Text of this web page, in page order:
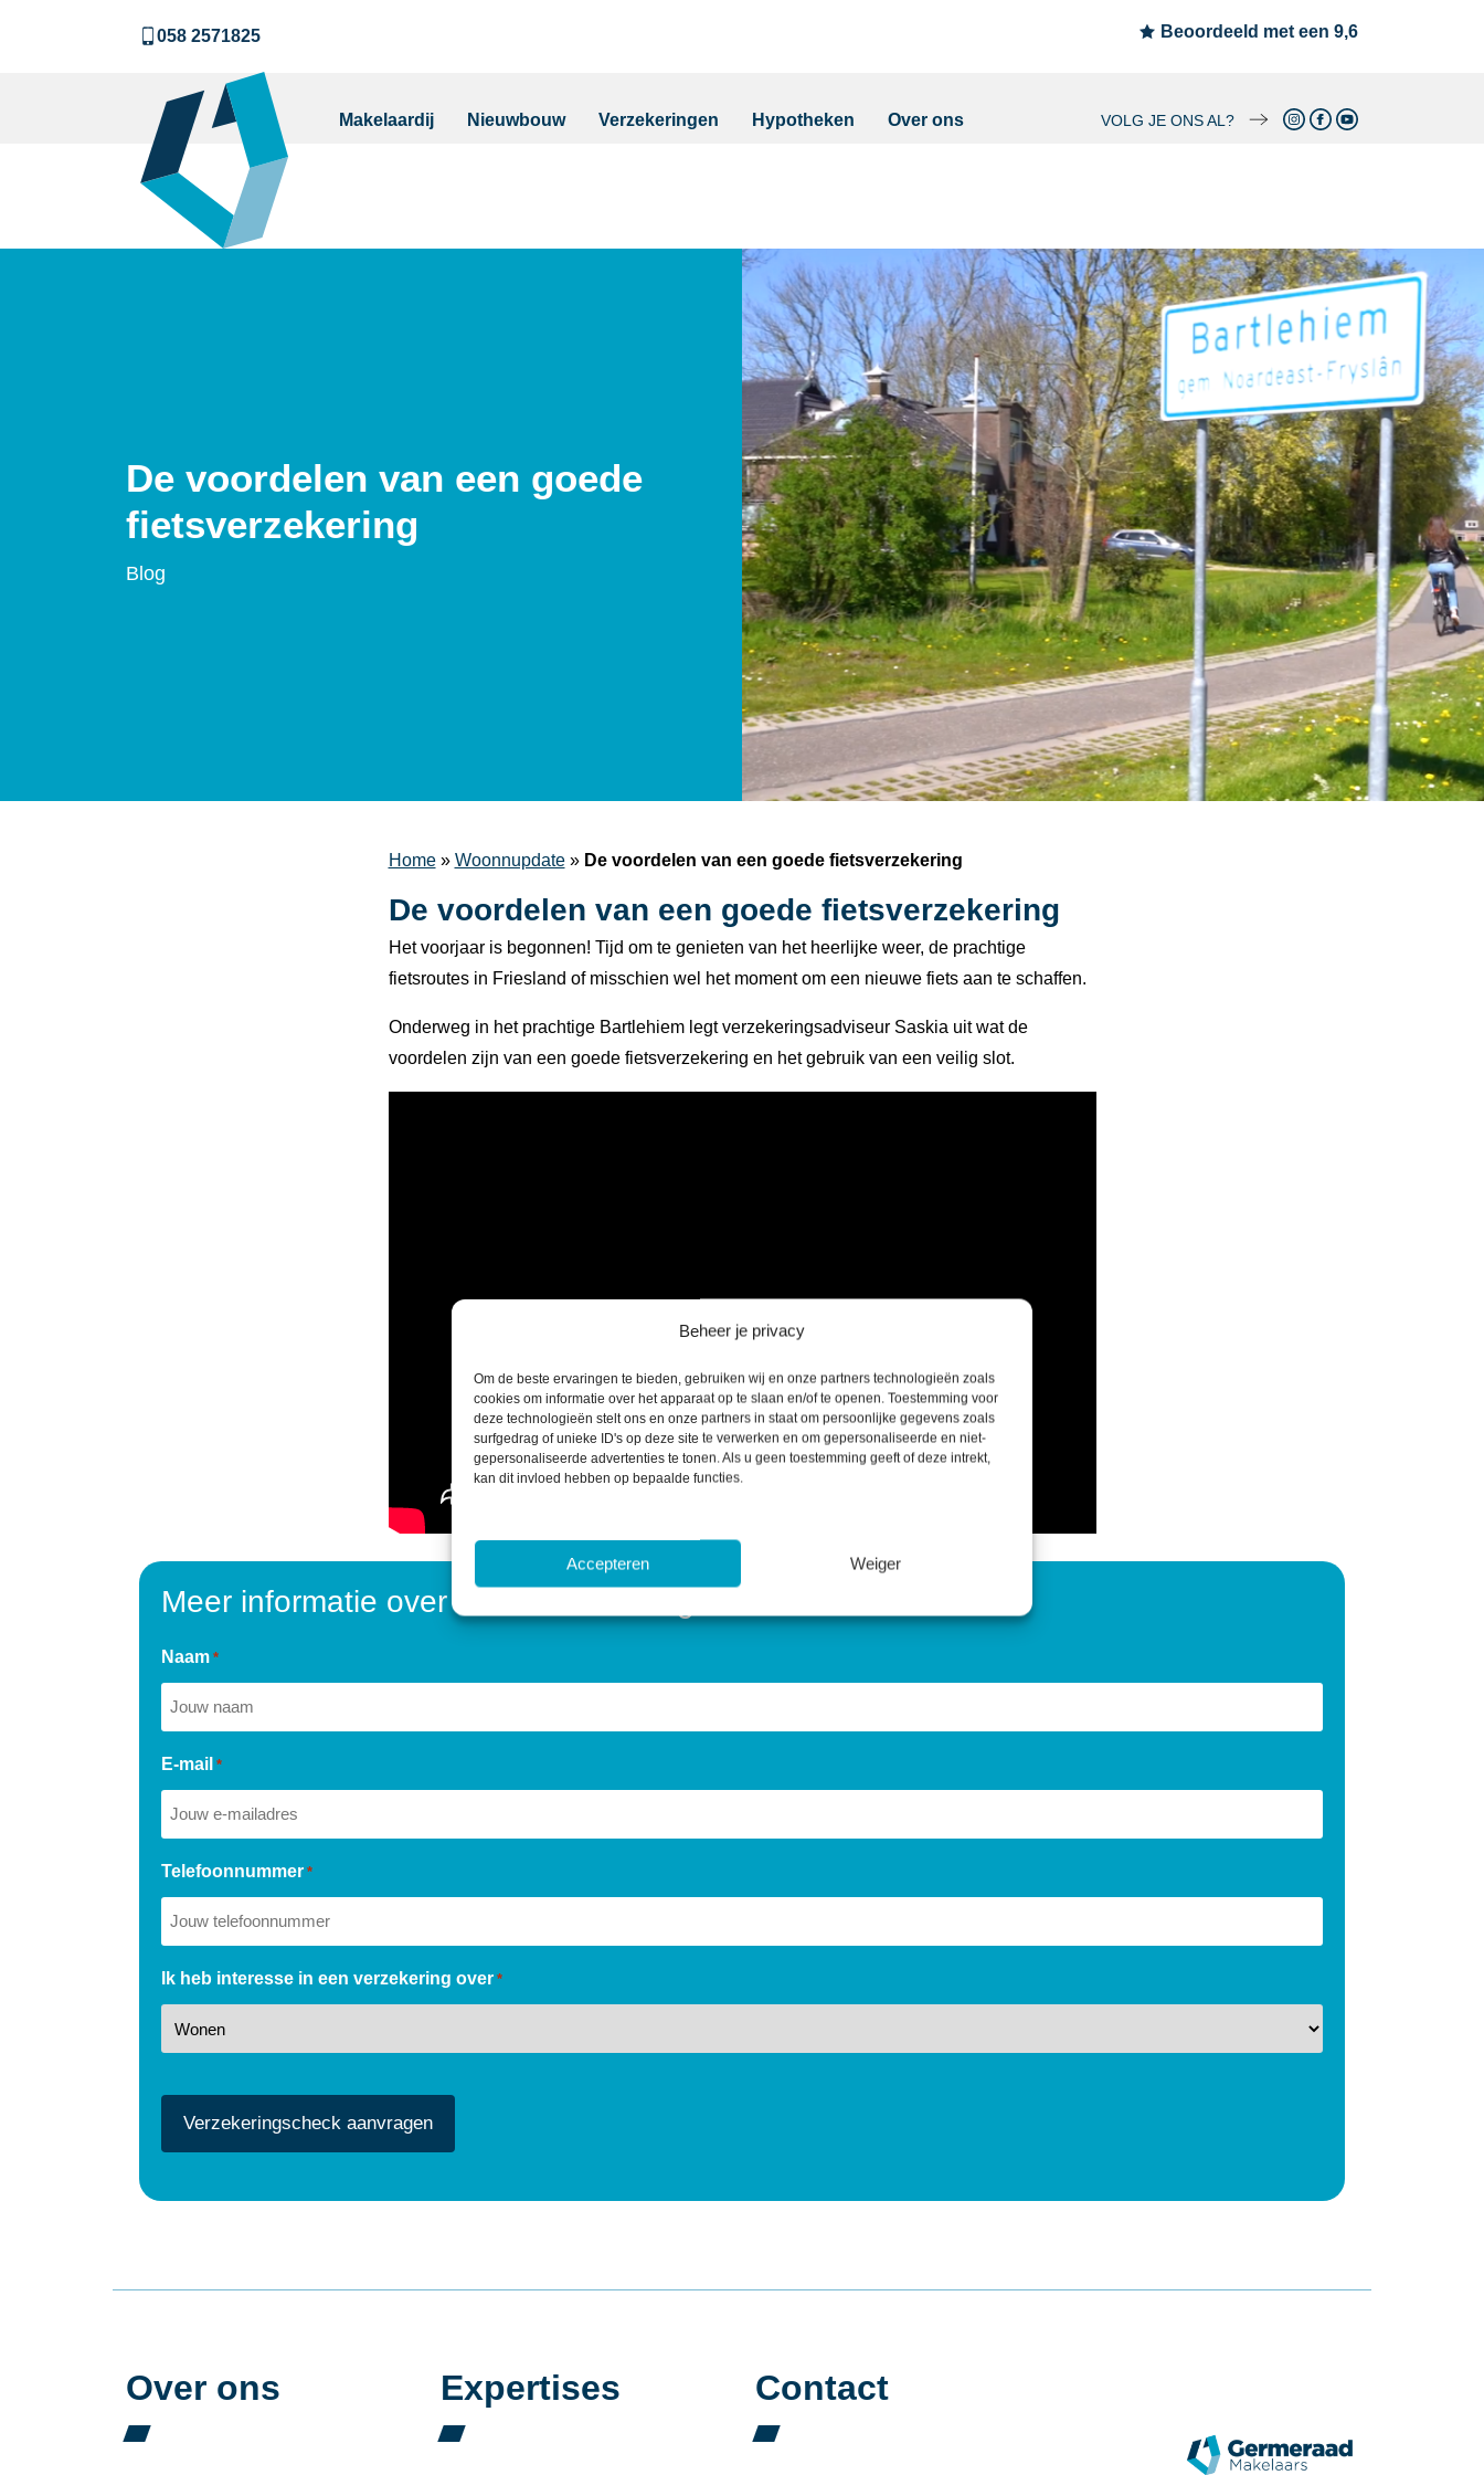
Beheer je privacy
Om de beste ervaringen te bieden, gebruiken wij en onze partners technologieën zoals
cookies om informatie over het apparaat op te slaan en/of te openen. Toestemming voor
deze technologieën stelt ons en onze partners in staat om persoonlijke gegevens zoals
surfgedrag of unieke ID's op deze site te verwerken en om gepersonaliseerde en niet-
gepersonaliseerde advertenties te tonen. Als u geen toestemming geeft of deze intrekt,
kan dit invloed hebben op bepaalde functies.
Accepteren Weiger
058 2571825 Beoordeeld met een 9,6
Makelaardij Nieuwbouw Verzekeringen Hypotheken Over ons VOLG JE ONS AL?
De voordelen van een goede
fietsverzekering
Blog
Home» Woonnupdate» De voordelen van een goede fietsverzekering
De voordelen van een goede fietsverzekering
Het voorjaar is begonnen! Tijd om te genieten van het heerlijke weer, de prachtige
fietsroutes in Friesland of misschien wel het moment om een nieuwe fiets aan te schaffen.
Onderweg in het prachtige Bartlehiem legt verzekeringsadviseur Saskia uit wat de
voordelen zijn van een goede fietsverzekering en het gebruik van een veilig slot.
Meer informatie over onze verzekeringen
Naam *
E-mail *
Telefoonnummer *
Ik heb interesse in een verzekering over *
Over ons Expertises Contact